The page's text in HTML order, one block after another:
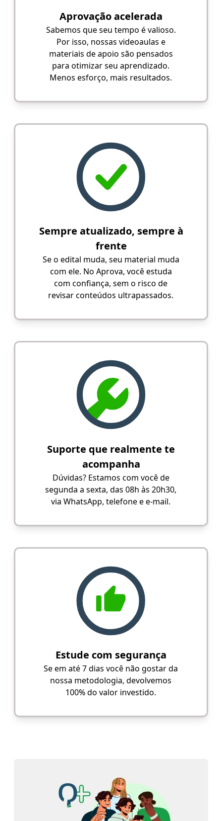
Aprovação acelerada
Sabemos que seu tempo é valioso.
Por isso, nossas videoaulas e
materiais de apoio são pensados
para otimizar seu aprendizado.
Menos esforço, mais resultados.
Sempre atualizado, sempre à
frente
Se o edital muda, seu material muda
com ele. No Aprova, você estuda
com confiança, sem o risco de
revisar conteúdos ultrapassados.
Suporte que realmente te
acompanha
Dúvidas? Estamos com você de
segunda a sexta, das 08h às 20h30,
via WhatsApp, telefone e e-mail.
Estude com segurança
Se em até 7 dias você não gostar da
nossa metodologia, devolvemos
100% do valor investido.